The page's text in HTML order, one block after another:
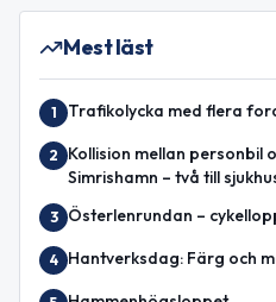
Mest läst
1 Trafikolycka med flera
2
Kollision mellan
Simrishamn – två till
3 Österlenrundan –
4 Hantverksdag: Färg och